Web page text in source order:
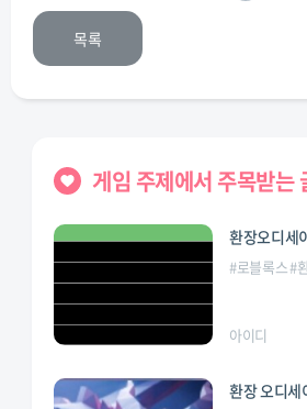
목록
게임 주제에서 주목받는
환장오디세
#로블록스#
아이디
환장 오디세